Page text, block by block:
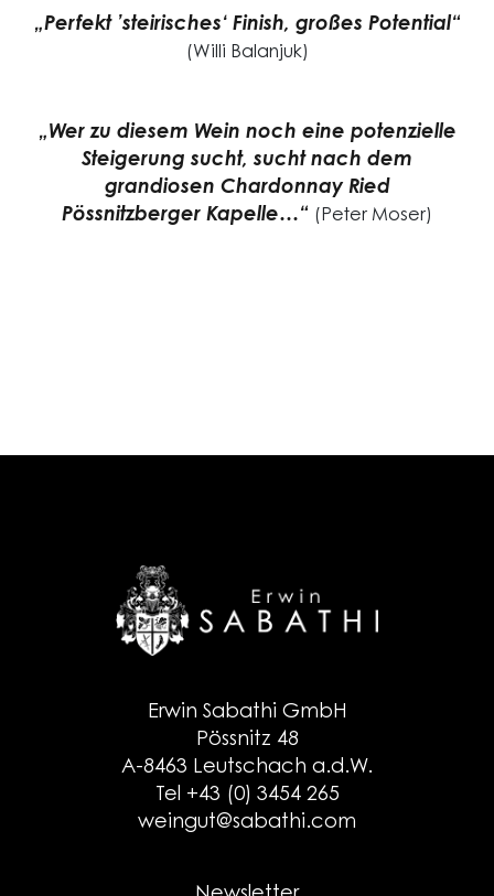
„Perfekt ’steirisches‘ Finish, großes Potential“
(Willi Balanjuk)
„Wer zu diesem Wein noch eine potenzielle
Steigerung sucht, sucht nach dem
grandiosen Chardonnay Ried
Pössnitzberger Kapelle…“ (Peter Moser)
Erwin Sabathi GmbH
Pössnitz 48
A-8463 Leutschach a.d.W.
Tel +43 (0) 3454 265
weingut@sabathi.com